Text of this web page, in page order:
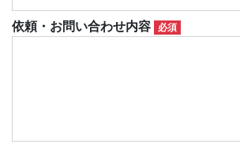
依頼・お問い合わせ内容 必須